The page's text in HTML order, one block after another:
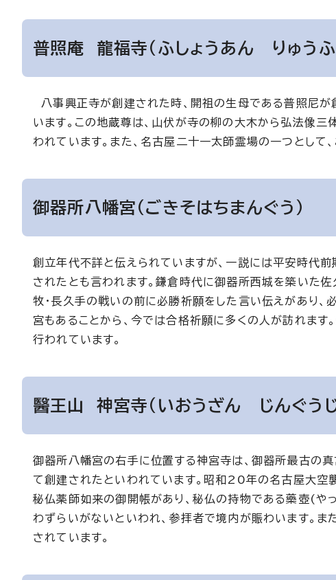
普照庵 龍福寺（ふしょうあん りゅうふ
八事興正寺が創建された時、開祖の生母である普照尼が
います。この地蔵尊は、山伏が寺の柳の大木から弘法像
われています。また、名古屋二十一太師霊場の一つとして
御器所八幡宮（ごきそはちまんぐう）
創立年代不詳と伝えられていますが、一説には平安時代
されたとも言われます。鎌倉時代に御器所西城を築いた佐
牧・長久手の戦いの前に必勝祈願をした言い伝えがあり
宮もあることから、今では合格祈願に多くの人が訪れま
行われています。
醫王山 神宮寺（いおうざん じんぐうじ
御器所八幡宮の右手に位置する神宮寺は、御器所最古
て創建されたといわれています。昭和20年の名古屋大空
秘仏薬師如来の御開帳があり、秘仏の持物である藥壺(や
わずらいがないといわれ、参拝者で境内が賑わいます。
されています。